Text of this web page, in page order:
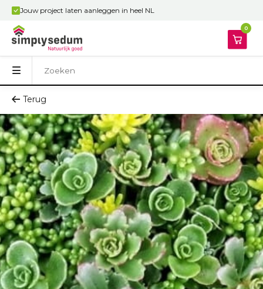
Jouw project laten aanleggen in heel NL
0
Terug